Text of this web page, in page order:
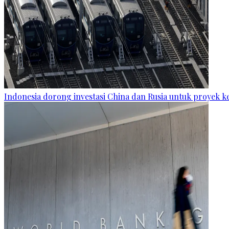
Indonesia dorong investasi China dan Rusia untuk proyek